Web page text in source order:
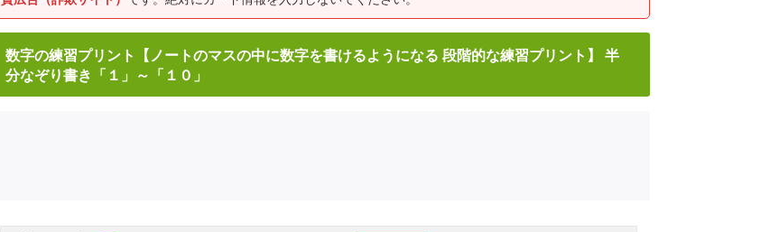
数字の練習プリント【ノートのマスの中に数字を書けるようになる 段階的な練習プリント】 半
分なぞり書き「１」～「１０」